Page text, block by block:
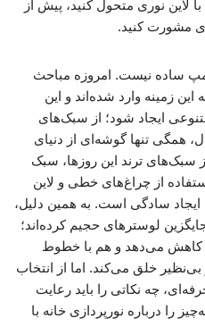
لاین نوری متحول کنید، پیش از
مشورت کنید.
ساده نیست. امروزه مباحث
زمینه وارد شده‌اند و این
ایجاد شود؛ از سبک‌های
همگی تنها گوشه‌ای از دنیای
سبک‌های ترند این روزها، سبک
از چراغ‌های خطی و لاین
سادگی است. به همین دلیل،
لوسترهای حجیم کرده‌اند؛
برق را تا ۸۰ درصد کاهش می‌دهد و هم با خطوط
خلق می‌کند. اما از انتخاب
چه نکاتی را باید رعایت
را درباره نورپردازی خانه با